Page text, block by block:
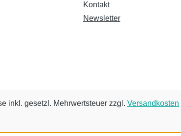
Kontakt
Newsletter
inkl. gesetzl. Mehrwertsteuer zzgl. Versandkosten